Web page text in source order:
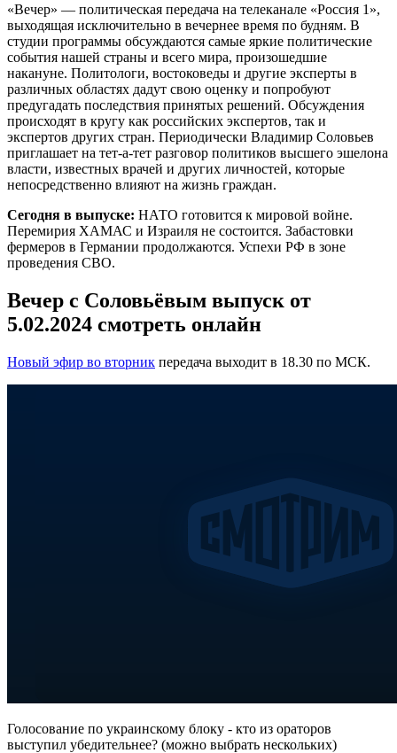
«Вечер» — политическая передача на телеканале «Россия 1»,
выходящая исключительно в вечернее время по будням. В
студии программы обсуждаются самые яркие политические
события нашей страны и всего мира, произошедшие
накануне. Политологи, востоковеды и другие эксперты в
различных областях дадут свою оценку и попробуют
предугадать последствия принятых решений. Обсуждения
происходят в кругу как российских экспертов, так и
экспертов других стран. Периодически Владимир Соловьев
приглашает на тет-а-тет разговор политиков высшего эшелона
власти, известных врачей и других личностей, которые
непосредственно влияют на жизнь граждан.
Сегодня в выпуске: НАТО готовится к мировой войне.
Перемирия ХАМАС и Израиля не состоится. Забастовки
фермеров в Германии продолжаются. Успехи РФ в зоне
проведения СВО.
Вечер с Соловьёвым выпуск от
5.02.2024 смотреть онлайн
Новый эфир во вторник передача выходит в 18.30 по МСК.
Голосование по украинскому блоку - кто из ораторов
выступил убедительнее? (можно выбрать нескольких)